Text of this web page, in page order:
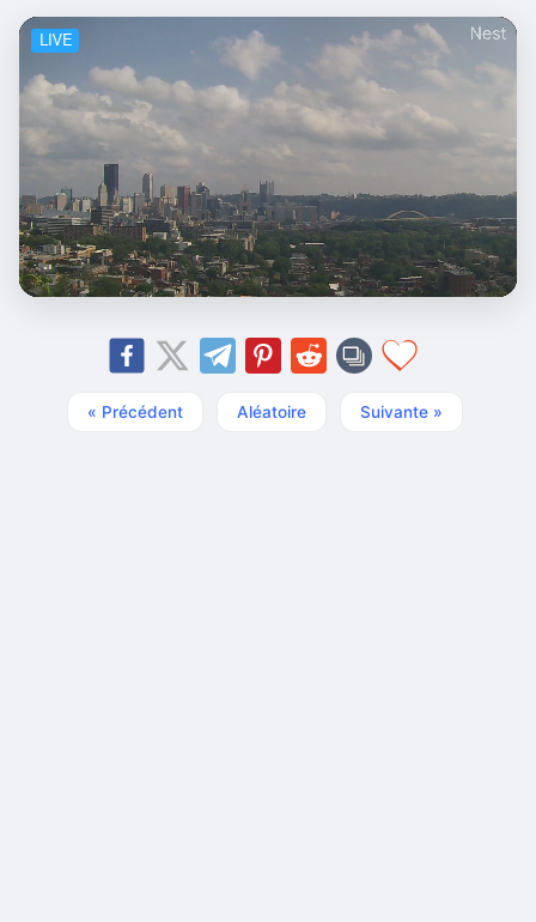
« Précédent Aléatoire Suivante »